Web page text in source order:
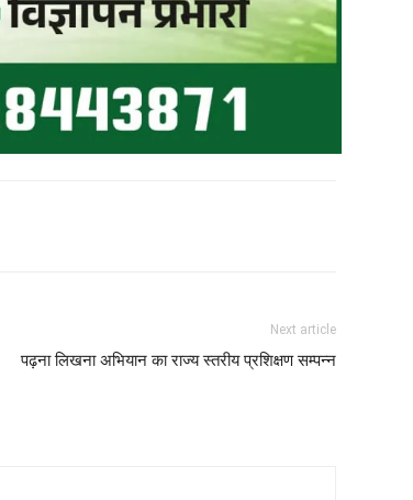
Next article
पढ़ना लिखना अभियान का राज्य स्तरीय प्रशिक्षण सम्पन्न